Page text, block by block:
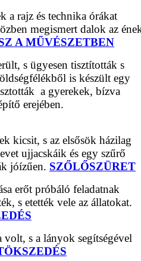
a rajz és technika órákat
megismert dalok az
A MŰVÉSZETBEN
s ügyesen tisztították s
is készült egy
a gyerekek, bízva
erejében.
kicsit, s az elsősök házilag
ujjacskáik és egy szűrő
jóízűen. SZŐLŐSZÜRET
erőt próbáló feladatnak
s etették vele az állatokat.
s a lányok segítségével